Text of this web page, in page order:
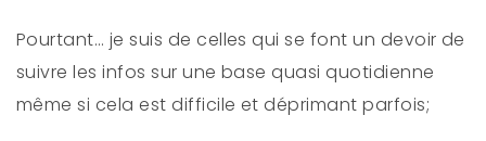
Pourtant… je suis de celles qui se font un devoir de
suivre les infos sur une base quasi quotidienne
même si cela est difficile et déprimant parfois;